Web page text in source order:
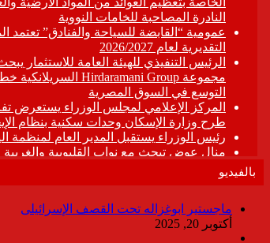
بالفيديو
ماجستير ابوغزاله تحت القصف الإسرائيلى
أكتوبر 20, 2025